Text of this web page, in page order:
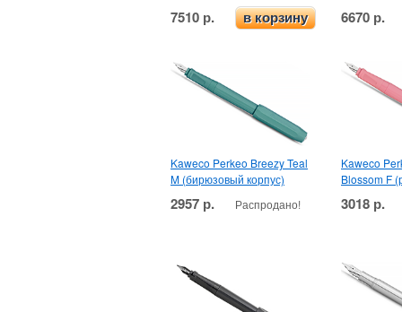
7510 р. в корзину 6670 р.
Kaweco Perkeo Breezy Teal
M (бирюзовый корпус)
2957 р. Распродано!
Kaweco
Blossom F
3018 р.